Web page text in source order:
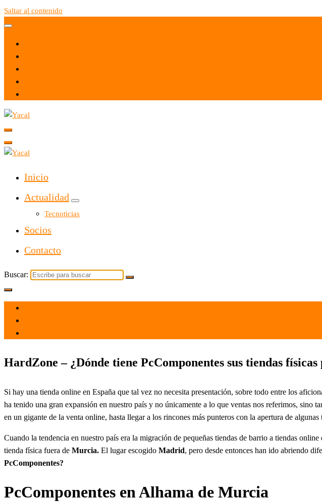
Saltar al contenido
Yacal micro hosting
Inicio
Actualidad
Tecnoticias
Socios
Contacto
Buscar:
HardZone – ¿Dónde tiene PcComponentes sus tiendas
Si hay una tienda online en España que tal vez no necesita presentación, sobre todo entre los
ha tenido una gran expansión en nuestro país y no únicamente a lo que ventas nos referimos, sino
en un gigante de la venta online, hasta llegar a los rincones más punteros con la apertura de algunas
Cuando la tendencia en nuestro país era la migración de pequeñas tiendas de barrio a tiendas
tienda física fuera de Murcia. El lugar escogido Madrid, pero desde entonces han ido abriendo
PcComponentes?
PcComponentes en Alhama de Murcia